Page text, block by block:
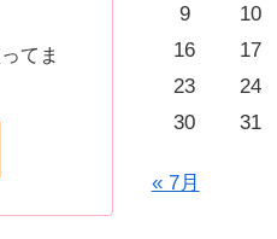
てま
9
10
16
17
23
24
30
31
« 7月